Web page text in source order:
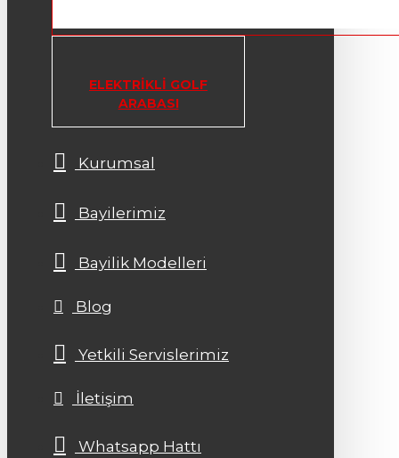
ELEKTRIKLI GOLF
ARABASI
Kurumsal
Bayilerimiz
Bayilik Modelleri
Blog
Yetkili Servislerimiz
İletişim
Whatsapp Hattı